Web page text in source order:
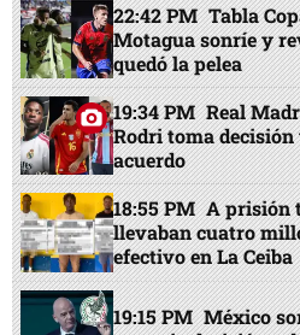
22:42 PM Tabla
Motagua sonríe y
quedó la pelea
19:34 PM Real
Rodri toma
acuerdo
18:55 PM A prisión
llevaban cuatro
efectivo en La Ceiba
19:15 PM México